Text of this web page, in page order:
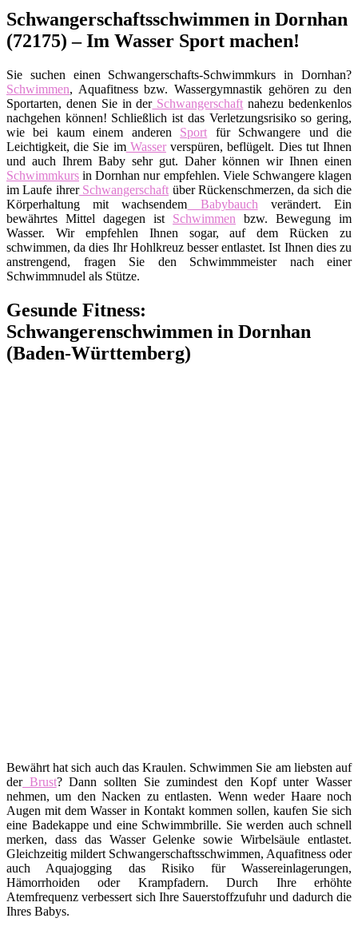
Schwangerschaftsschwimmen in Dornhan
(72175) – Im Wasser Sport machen!
Sie suchen einen Schwangerschafts-Schwimmkurs in Dornhan?
Schwimmen, Aquafitness bzw. Wassergymnastik gehören zu den
Sportarten, denen Sie in derSchwangerschaft nahezu bedenkenlos
nachgehen können! Schließlich ist das Verletzungsrisiko so gering,
wie bei kaum einem anderen Sport für Schwangere und die
Leichtigkeit, die Sie imWasserverspüren, beflügelt. Dies tut Ihnen
und auch Ihrem Baby sehr gut. Daher können wir Ihnen einen
Schwimmkurs in Dornhan nur empfehlen. Viele Schwangere klagen
im Laufe ihrerSchwangerschaft über Rückenschmerzen, da sich die
Körperhaltung mit wachsendem Babybauch verändert. Ein
bewährtes Mittel dagegen ist Schwimmen bzw. Bewegung im
Wasser. Wir empfehlen Ihnen sogar, auf dem Rücken zu
schwimmen, da dies Ihr Hohlkreuz besser entlastet. Ist Ihnen dies zu
anstrengend, fragen Sie den Schwimmmeister nach einer
Schwimmnudel als Stütze.
Gesunde Fitness:
Schwangerenschwimmen in Dornhan
(Baden-Württemberg)
Bewährt hat sich auch das Kraulen. Schwimmen Sie am liebsten auf
derBrust? Dann sollten Sie zumindest den Kopf unter Wasser
nehmen, um den Nacken zu entlasten. Wenn weder Haare noch
Augen mit dem Wasser in Kontakt kommen sollen, kaufen Sie sich
eine Badekappe und eine Schwimmbrille. Sie werden auch schnell
merken, dass das Wasser Gelenke sowie Wirbelsäule entlastet.
Gleichzeitig mildert Schwangerschaftsschwimmen, Aquafitness oder
auch Aquajogging das Risiko für Wassereinlagerungen,
Hämorrhoiden oder Krampfadern. Durch Ihre erhöhte
Atemfrequenz verbessert sich Ihre Sauerstoffzufuhr und dadurch die
Ihres Babys.